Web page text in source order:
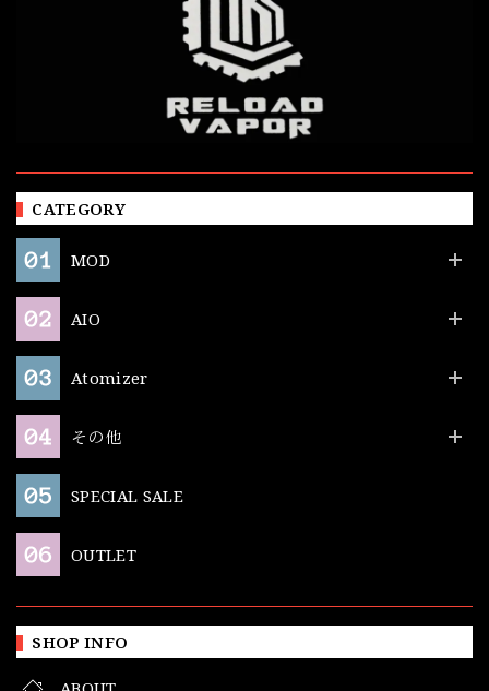
CATEGORY
MOD
AIO
Atomizer
その他
SPECIAL SALE
OUTLET
SHOP INFO